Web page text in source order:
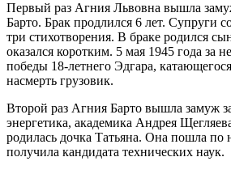
Первый раз Агния Львовна вышла
Барто. Брак продлился 6 лет. Супруги
три стихотворения. В браке родился
оказался коротким. 5 мая 1945 года за
победы 18-летнего Эдгара,
насмерть грузовик.
Второй раз Агния Барто вышла замуж
энергетика, академика Андрея
родилась дочка Татьяна. Она пошла по
получила кандидата технических наук.